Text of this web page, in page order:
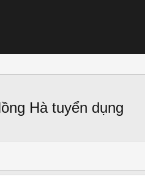
Hà tuyển dụng